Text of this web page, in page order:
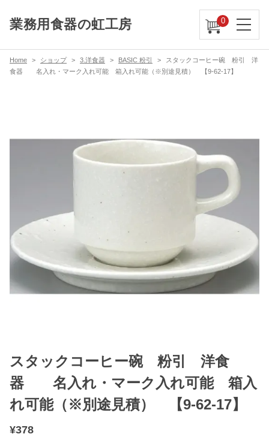
業務用食器の虹工房 0
Home ショップ 3.洋食器 BASIC 粉引
スタックコーヒー碗 粉引 洋
食器 名入れ・マーク入れ可能 箱入れ可能（※別途見積） 【9-62-17】
スタックコーヒー碗 粉引 洋食
器 名入れ・マーク入れ可能 箱入
れ可能（※別途見積） 【9-62-17】
¥378